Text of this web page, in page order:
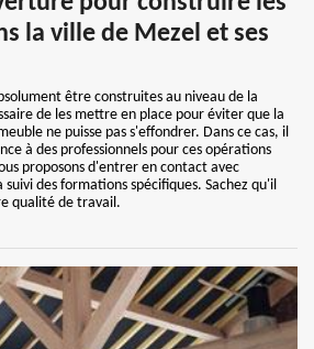
la ville de Mezel et ses
être construites au niveau de la
de les mettre en place pour éviter que la
ne puisse pas s'effondrer. Dans ce cas, il
à des professionnels pour ces opérations
proposons d'entrer en contact avec
des formations spécifiques. Sachez qu'il
qualité de travail.